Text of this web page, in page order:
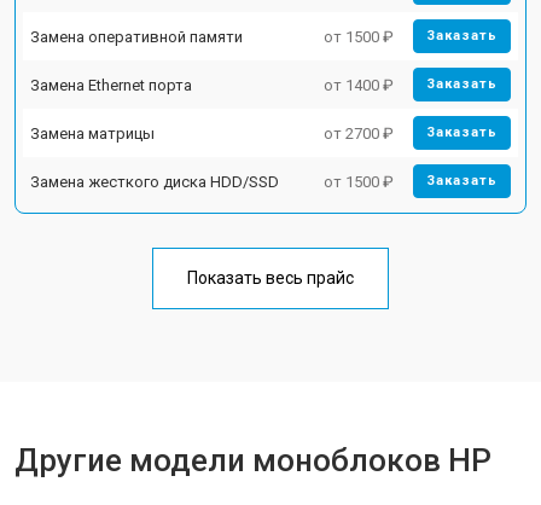
Замена оперативной памяти от 1500 ₽ Заказать
Замена Ethernet порта от 1400 ₽ Заказать
Замена матрицы от 2700 ₽ Заказать
Замена жесткого диска HDD/SSD от 1500 ₽ Заказать
Показать весь прайс
Другие модели моноблоков HP